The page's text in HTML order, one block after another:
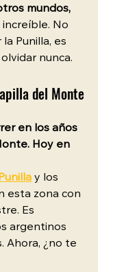
mundos,
increíble. No
Punilla, es
nunca.
del Monte
en los años
Hoy en
y los
esta zona con
Es
argentinos
Ahora, ¿no te